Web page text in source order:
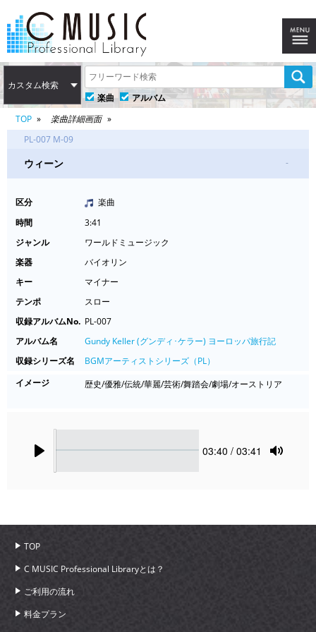
カスタム検索
楽曲
アルバム
TOP
楽曲詳細画面
PL-007 M-09
ウィーン -
区分
楽曲
時間
3:41
ジャンル
ワールドミュージック
楽器
バイオリン
キー
マイナー
テンポ
スロー
収録アルバムNo. PL-007
アルバム名
Gundy Keller (グンディ･ケラー) ヨーロッパ旅行記
収録シリーズ名
BGMアーティストシリーズ（PL）
イメージ
歴史/優雅/伝統/華麗/芸術/舞踏会/劇場/オーストリア
Current
03:40 / 03:41
TOP
C MUSIC Professional Libraryとは？
ご利用の流れ
料金プラン